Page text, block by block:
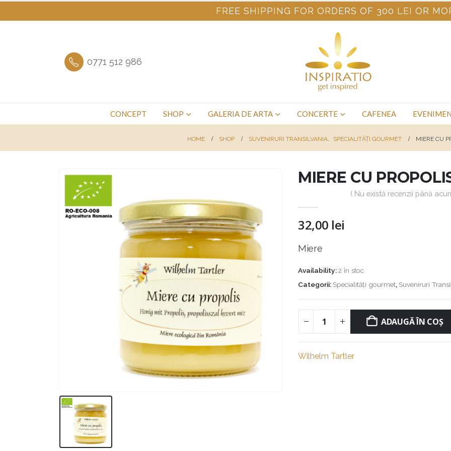
FREE SHIPPING FOR ORDERS OF 300 LEI OR
0771 512 986
CONCEPT SHOP GALERIA DE ARTA CONCERTE CAFENEA
HOME SHOP SUVENIRURI TRANSILVANIA, SPECIALITĂȚI GOURMET MIERE CU
MIERE CU
( Nu există recenzii până
32,00 lei
Miere
Availability:2 în stoc
Categorii: Specialități gourmet, Suveniruri
ADAUGĂ ÎN COȘ
Wilhelm Tartler